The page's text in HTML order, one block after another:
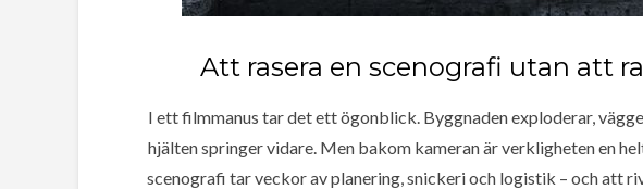
Att rasera en scenografi utan att
I ett filmmanus tar det ett ögonblick. Byggnaden exploderar,
hjälten springer vidare. Men bakom kameran är verkligheten en
scenografi tar veckor av planering, snickeri och logistik – och att